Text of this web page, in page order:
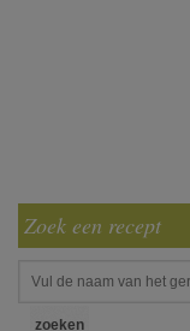
Zoek een recept